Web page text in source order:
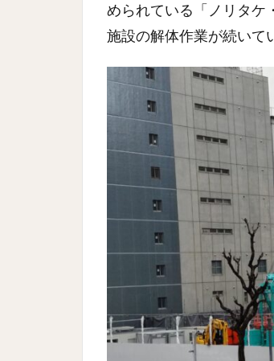
められている「ノリタケ
施設の解体作業が続いて